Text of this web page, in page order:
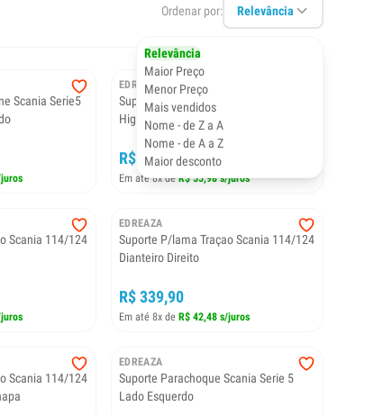
Ordenar por: Relevância
Relevância
Maior Preço
Menor Preço
Mais vendidos
Nome - de Z a A
Nome - de A a Z
Maior desconto
Scania Serie5
EDREAZA
Suporte Traseiro Cabine Scania Serie5
Highline Lado Direito
R$ 447,90
Em até 8x deR$ 55,98 s/juros
Scania 114/124
EDREAZA
Suporte P/lama Traçao Scania 114/124
Dianteiro Direito
R$ 339,90
Em até 8x de R$ 42,48 s/juros
Scania 114/124
EDREAZA
Suporte Parachoque Scania Serie 5
Lado Esquerdo